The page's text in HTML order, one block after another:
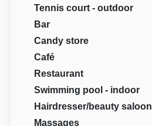
Tennis court - outdoor
Bar
Candy store
Café
Restaurant
Swimming pool - indoor
Hairdresser/beauty saloon
Massages